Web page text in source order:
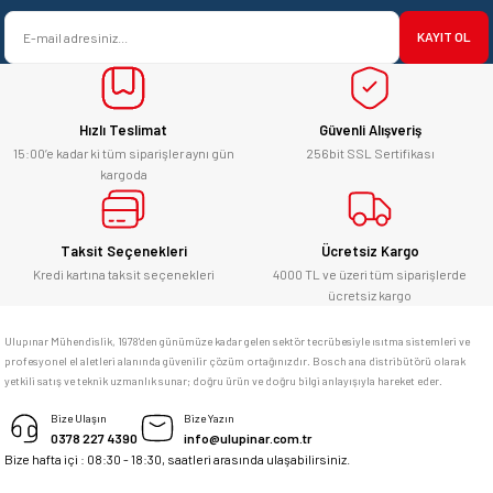
Ürün bilgilerinde hatalar bulunuyor.
Ürün fiyatı diğer sitelerden daha pahalı.
Bu ürüne benzer farklı alternatifler olmalı.
satışı ve alış veriş deneyimi gayet
başarılı. hayırlı işler. teşekkürler.
yücel çağatay uzun | 12/06/2026
Kesinlikle orjinal ürün, güvenerek
alabilirsiniz.
E... Ü... | 10/06/2026
Bosch marka alet alacaksam kesinlikle
adresim Ulupınar.com.tr
memnun kaldım
Deneyimini Paylaş
KAYIT OL
Hızlı Teslimat
15:00’e kadar ki tüm siparişler aynı gün
kargoda
Güvenli Alışveriş
256bit SSL Sertifikası
Taksit Seçenekleri
Kredi kartına taksit seçenekleri
Ücretsiz Kargo
4000 TL ve üzeri tüm siparişlerde
ücretsiz kargo
Ulupınar Mühendislik, 1978'den günümüze kadar gelen sektör tecrübesiyle ısıtma sistemleri ve
profesyonel el aletleri alanında güvenilir çözüm ortağınızdır. Bosch ana distribütörü olarak
yetkili satış ve teknik uzmanlık sunar; doğru ürün ve doğru bilgi anlayışıyla hareket eder.
Bize Ulaşın
0378 227 4390
Bize Yazın
info@ulupinar.com.tr
Bize hafta içi : 08:30 - 18:30, saatleri arasında ulaşabilirsiniz.